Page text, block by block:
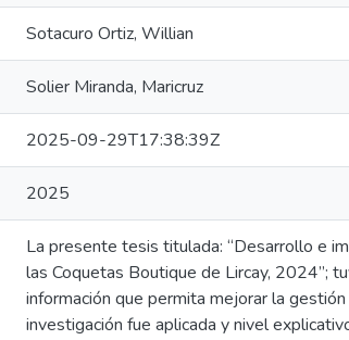
Sotacuro Ortiz, Willian
Solier Miranda, Maricruz
2025-09-29T17:38:39Z
2025
La presente tesis titulada: “Desarrollo e
las Coquetas Boutique de Lircay, 2024”;
información que permita mejorar la
investigación fue aplicada y nivel